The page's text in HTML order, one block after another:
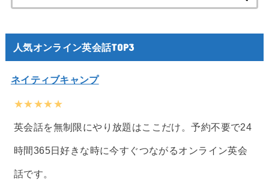
索:
人気オンライン英会話TOP3
ネイティブキャンプ
★★★★★
英会話を無制限にやり放題はここだけ。予約不要で24
時間365日好きな時に今すぐつながるオンライン英会
話です。